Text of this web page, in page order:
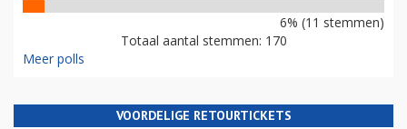
6% (11 stemmen)
Totaal aantal stemmen: 170
Meer polls
VOORDELIGE RETOURTICKETS